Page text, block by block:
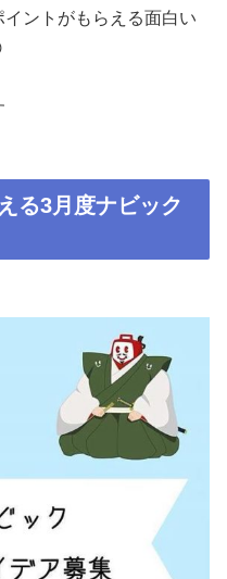
ントがもらえる面白い
る3月度ナビック